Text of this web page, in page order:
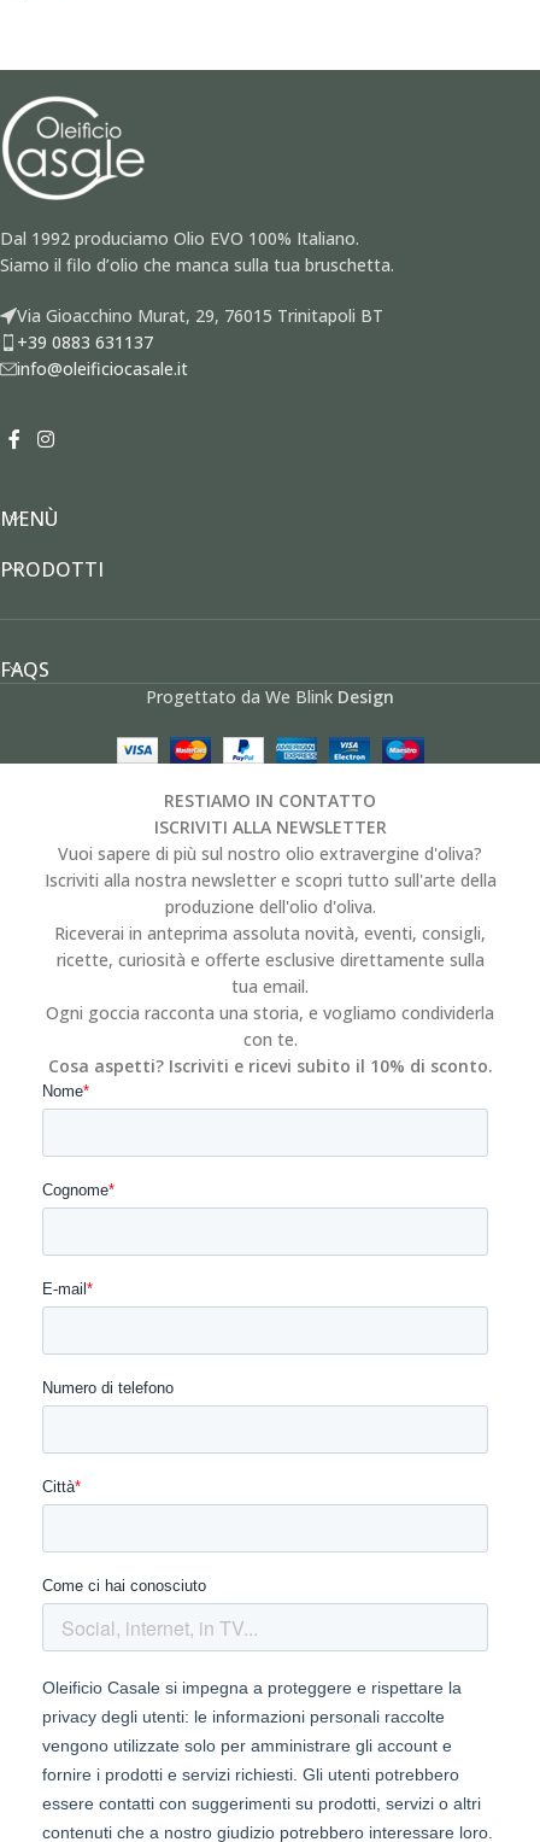
Dal 1992 produciamo Olio EVO 100% Italiano.
Siamo il filo d’olio che manca sulla tua bruschetta.
Via Gioacchino Murat, 29, 76015 Trinitapoli BT
+39 0883 631137
info@oleificiocasale.it
MENÙ
PRODOTTI
FAQS
Progettato da We Blink Design
RESTIAMO IN CONTATTO
ISCRIVITI ALLA NEWSLETTER
Vuoi sapere di più sul nostro olio extravergine d'oliva?
Iscriviti alla nostra newsletter e scopri tutto sull'arte della
produzione dell'olio d'oliva.
Riceverai in anteprima assoluta novità, eventi, consigli,
ricette, curiosità e offerte esclusive direttamente sulla
tua email.
Ogni goccia racconta una storia, e vogliamo condividerla
con te.
Cosa aspetti? Iscriviti e ricevi subito il 10% di sconto.